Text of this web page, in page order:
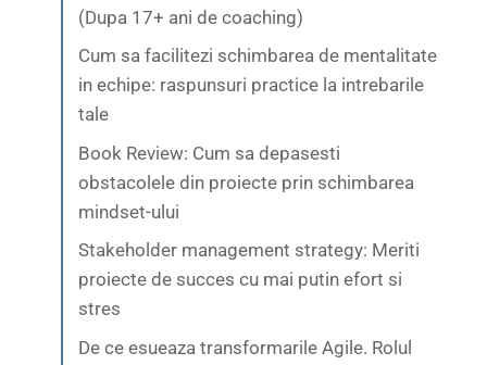
(Dupa 17+ ani de coaching)
Cum sa facilitezi schimbarea de mentalitate
in echipe: raspunsuri practice la intrebarile
tale
Book Review: Cum sa depasesti
obstacolele din proiecte prin schimbarea
mindset-ului
Stakeholder management strategy: Meriti
proiecte de succes cu mai putin efort si
stres
De ce esueaza transformarile Agile. Rolul